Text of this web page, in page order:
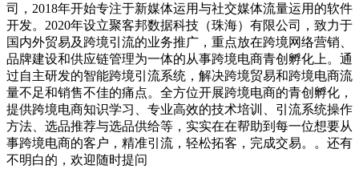
司，2018年开始专注于新媒体运用与社交媒体流量运用的软件
开发。2020年设立聚客邦数据科技（珠海）有限公司，致力于
国内外贸易及跨境引流的业务推广，重点放在跨境网络营销、
品牌建设和供应链管理为一体的从事跨境电商青创孵化上。通
过自主研发的智能跨境引流系统，解决跨境贸易和跨境电商流
量不足和销售不佳的痛点。全方位开展跨境电商的青创孵化，
提供跨境电商知识学习、专业高效的技术培训、引流系统操作
方法、选品推荐与选品供给等，实实在在帮助到每一位想要从
事跨境电商的客户，精准引流，轻松拓客，完成交易。。还有
不明白的，欢迎随时提问